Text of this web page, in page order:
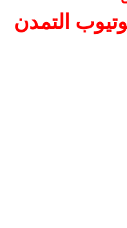
التمدن